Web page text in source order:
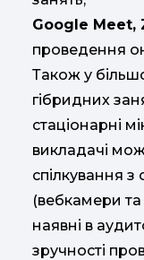
Google Meet,
проведення
Також у
гібридних
стаціонарні
викладачі
спілкування
(вебкамери та
наявні в
зручності